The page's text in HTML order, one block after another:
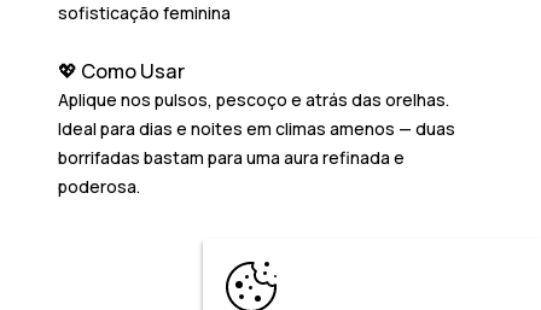
sofisticação feminina
💖 Como Usar
Aplique nos pulsos, pescoço e atrás das orelhas.
Ideal para dias e noites em climas amenos — duas
borrifadas bastam para uma aura refinada e
poderosa.